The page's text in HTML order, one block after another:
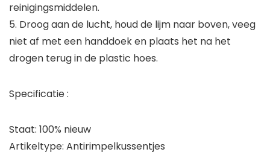
reinigingsmiddelen.
5. Droog aan de lucht, houd de lijm naar boven, veeg
niet af met een handdoek en plaats het na het
drogen terug in de plastic hoes.
Specificatie :
Staat: 100% nieuw
Artikeltype: Antirimpelkussentjes